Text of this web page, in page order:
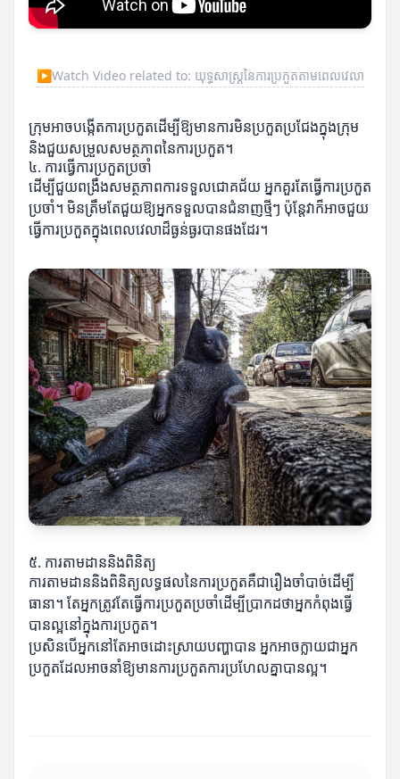
▶Watch Video related to: យុទ្ធសាស្ត្រនៃការប្រកួតតាមពេលវេលា
ក្រុមអាចបង្កើតការប្រកួតដើម្បីឱ្យមានការមិនប្រកួតប្រជែងក្នុងក្រុម
និងជួយសម្រួលសមត្ថភាពនៃការប្រកួត។
៤. ការធ្វើការប្រកួតប្រចាំ
ដើម្បីជួយពង្រឹងសមត្ថភាពការទទួលជោគជ័យ អ្នកគួរតែធ្វើការប្រកួត
ប្រចាំ។ មិនត្រឹមតែជួយឱ្យអ្នកទទួលបានជំនាញថ្មីៗ ប៉ុន្តែវាក៏អាចជួយ
ធ្វើការប្រកួតក្នុងពេលវេលាដ៏ធ្ងន់ធ្ងរបានផងដែរ។
៥. ការតាមដាននិងពិនិត្យ
ការតាមដាននិងពិនិត្យលទ្ធផលនៃការប្រកួតគឺជារឿងចាំបាច់ដើម្បី
ធានា។ តែអ្នកត្រូវតែធ្វើការប្រកួតប្រចាំដើម្បីប្រាកដថាអ្នកកំពុងធ្វើ
បានល្អនៅក្នុងការប្រកួត។
ប្រសិនបើអ្នកនៅតែអាចដោះស្រាយបញ្ហាបាន អ្នកអាចក្លាយជាអ្នក
ប្រកួតដែលអាចនាំឱ្យមានការប្រកួតការប្រហែលគ្នាបានល្អ។